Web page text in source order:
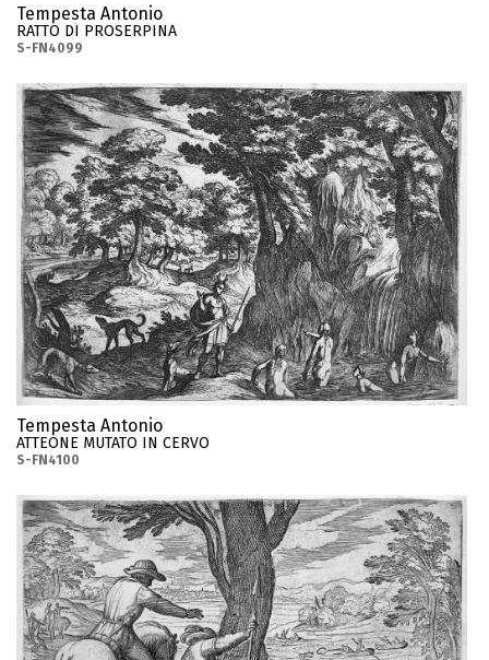
Tempesta Antonio
RATTO DI PROSERPINA
S-FN4099
Tempesta Antonio
ATTEONE MUTATO IN CERVO
S-FN4100